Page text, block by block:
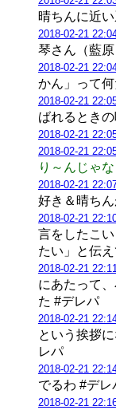
晴ちんに近
2018-02-21
琴さん（藍
2018-02-21
かん」って
2018-02-21
ばれるとき
2018-02-21
2018-02-21
り～んじゃ
2018-02-21
好き＆晴ち
2018-02-21
言をしたこ
たい」と伝
2018-02-21
にあたって
た #デレパ
2018-02-21
という挨拶
レパ
2018-02-21
でるわ #デレ
2018-02-21